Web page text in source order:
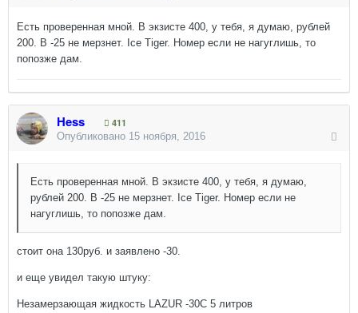
Есть проверенная мной. В экзисте 400, у тебя, я думаю, рублей
200. В -25 не мерзнет. Ice Tiger. Номер если не нагуглишь, то
попозже дам.
Hess
411
Опубликовано 15 ноября, 2016
Есть проверенная мной. В экзисте 400, у тебя, я думаю,
рублей 200. В -25 не мерзнет. Ice Tiger. Номер если не
нагуглишь, то попозже дам.
стоит она 130руб. и заявлено -30.
и еще увидел такую штуку:
Незамерзающая жидкость LAZUR -30С 5 литров